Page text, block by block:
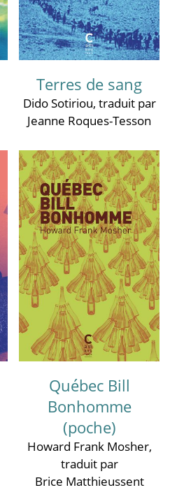
Terres de sang
Dido Sotiriou, traduit par
Jeanne Roques-Tesson
Québec Bill
Bonhomme
(poche)
Howard Frank Mosher,
traduit par
Brice Matthieussent